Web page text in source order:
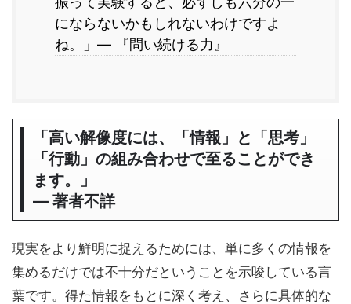
にならないかもしれないわけですよ
ね。」― 『問い続ける力』
「高い解像度には、「情報」と「思考」
「行動」の組み合わせで至ることができ
ます。」
― 著者不詳
現実をより鮮明に捉えるためには、単に多くの情報を
集めるだけでは不十分だということを示唆している言
葉です。得た情報をもとに深く考え、さらに具体的な